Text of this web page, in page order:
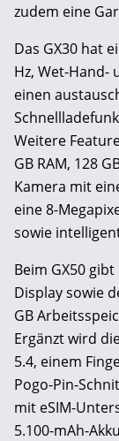
zudem eine
Das GX30 hat
Hz, Wet-Hand-
einen
Weitere
GB RAM, 128
Kamera mit
eine 8-
sowie
Beim GX50
Display sowie
GB
Ergänzt wird
5.4, einem
Pogo-Pin-
mit eSIM-
5.100-mAh-